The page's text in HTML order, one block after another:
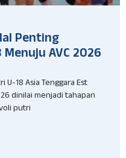
Penting
AVC 2026
18 Asia Tenggara Est
dinilai menjadi tahapan
putri